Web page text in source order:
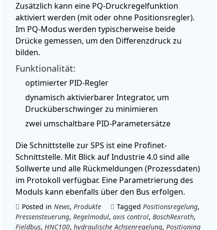
Zusätzlich kann eine PQ-Druckregelfunktion
aktiviert werden (mit oder ohne Positionsregler).
Im PQ-Modus werden typischerweise beide
Drücke gemessen, um den Differenzdruck zu
bilden.
Funktionalität:
optimierter PID-Regler
dynamisch aktivierbarer Integrator, um
Drucküberschwinger zu minimieren
zwei umschaltbare PID-Parametersätze
Die Schnittstelle zur SPS ist eine Profinet-
Schnittstelle. Mit Blick auf Industrie 4.0 sind alle
Sollwerte und alle Rückmeldungen (Prozessdaten)
im Protokoll verfügbar. Eine Parametrierung des
Moduls kann ebenfalls über den Bus erfolgen.
Posted in News, Produkte Tagged Positionsregelung,
Pressensteuerung, Regelmodul, axis control, BoschRexroth,
Fieldbus, HNC100, hydraulische Achsenregelung, Positioning